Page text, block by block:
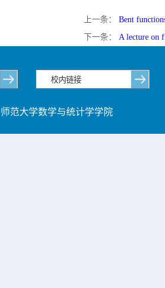
上一条： Bent
下一条： A lecture on
范大学数学与统计学学院